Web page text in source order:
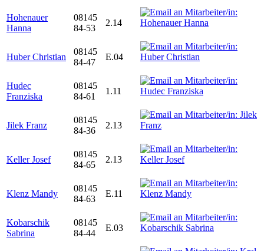
Hohenauer
Hanna
08145
84-53
2.14
Huber Christian
08145
84-47
E.04
Hudec
Franziska
08145
84-61
1.11
Jilek Franz
08145
84-36
2.13
Keller Josef
08145
84-65
2.13
Klenz Mandy
08145
84-63
E.11
Kobarschik
Sabrina
08145
84-44
E.03